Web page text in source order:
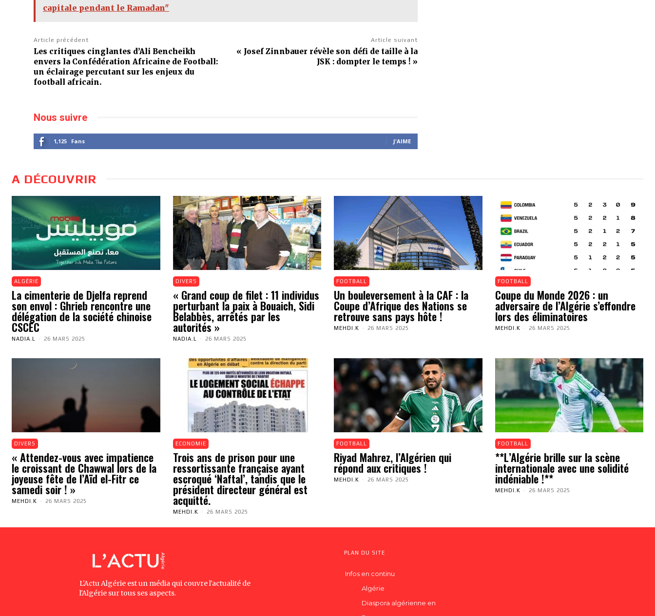
capitale pendant le Ramadan"
Article précédent
Les critiques cinglantes d’Ali Bencheikh
envers la Confédération Africaine de Football:
un éclairage percutant sur les enjeux du
football africain.
Article suivant
« Josef Zinnbauer révèle son défi de taille à la
JSK : dompter le temps ! »
Nous suivre
1,125 Fans J'AIME
A DÉCOUVRIR
ALGÉRIE
La cimenterie de Djelfa reprend
son envol : Ghrieb rencontre une
délégation de la société chinoise
CSCEC
NADIA.L - 26 MARS 2025
DIVERS
« Grand coup de filet : 11 individus
perturbant la paix à Bouaich, Sidi
Belabbès, arrêtés par les
autorités »
NADIA.L - 26 MARS 2025
FOOTBALL
Un bouleversement à la CAF : la
Coupe d’Afrique des Nations se
retrouve sans pays hôte !
MEHDI.K - 26 MARS 2025
FOOTBALL
Coupe du Monde 2026 : un
adversaire de l’Algérie s’effondre
lors des éliminatoires
MEHDI.K - 26 MARS 2025
DIVERS
« Attendez-vous avec impatience
le croissant de Chawwal lors de la
joyeuse fête de l’Aïd el-Fitr ce
samedi soir ! »
MEHDI.K - 26 MARS 2025
ECONOMIE
Trois ans de prison pour une
ressortissante française ayant
escroqué ‘Naftal’, tandis que le
président directeur général est
acquitté.
MEHDI.K - 26 MARS 2025
FOOTBALL
Riyad Mahrez, l’Algérien qui
répond aux critiques !
MEHDI.K - 26 MARS 2025
FOOTBALL
**L’Algérie brille sur la scène
internationale avec une solidité
indéniable !**
MEHDI.K - 26 MARS 2025
L'Actu Algérie est un média qui couvre l'actualité de
l'Algérie sur tous ses aspects.
PLAN DU SITE
Infos en continu
Algérie
Diaspora algérienne en